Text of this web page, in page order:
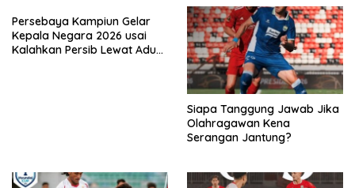
Persebaya Kampiun Gelar
Kepala Negara 2026 usai
Kalahkan Persib Lewat Adu
Siapa Tanggung Jawab Jika
Olahragawan Kena
Serangan Jantung?